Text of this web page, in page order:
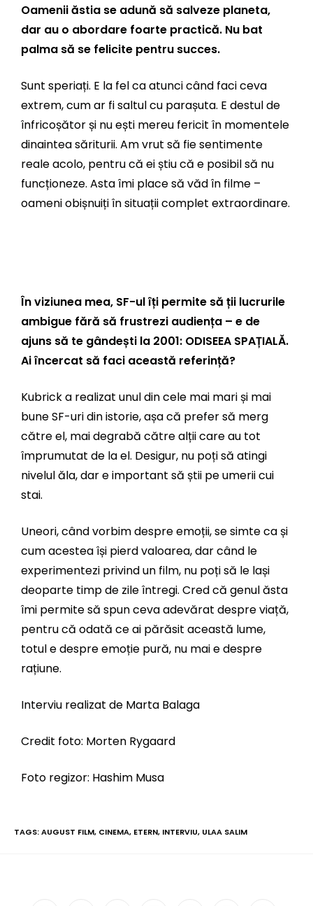
Oamenii ăstia se adună să salveze planeta,
dar au o abordare foarte practică. Nu bat
palma să se felicite pentru succes.
Sunt speriați. E la fel ca atunci când faci ceva
extrem, cum ar fi saltul cu parașuta. E destul de
înfricoșător și nu ești mereu fericit în momentele
dinaintea săriturii. Am vrut să fie sentimente
reale acolo, pentru că ei știu că e posibil să nu
funcționeze. Asta îmi place să văd în filme –
oameni obișnuiți în situații complet extraordinare.
În viziunea mea, SF-ul îți permite să ții lucrurile
ambigue fără să frustrezi audiența – e de
ajuns să te gândești la 2001: ODISEEA SPAȚIALĂ.
Ai încercat să faci această referință?
Kubrick a realizat unul din cele mai mari și mai
bune SF-uri din istorie, așa că prefer să merg
către el, mai degrabă către alții care au tot
împrumutat de la el. Desigur, nu poți să atingi
nivelul ăla, dar e important să știi pe umerii cui
stai.
Uneori, când vorbim despre emoții, se simte ca și
cum acestea își pierd valoarea, dar când le
experimentezi privind un film, nu poți să le lași
deoparte timp de zile întregi. Cred că genul ăsta
îmi permite să spun ceva adevărat despre viață,
pentru că odată ce ai părăsit această lume,
totul e despre emoție pură, nu mai e despre
rațiune.
Interviu realizat de Marta Balaga
Credit foto: Morten Rygaard
Foto regizor: Hashim Musa
TAGS:AUGUST FILM, CINEMA, ETERN, INTERVIU, ULAA SALIM